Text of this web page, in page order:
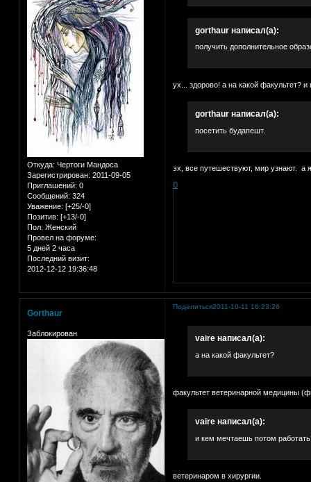
Откуда: Чертоги Мандоса
Зарегистрирован: 2011-09-05
Приглашений: 0
Сообщений: 324
Уважение: [+25/-0]
Позитив: [+13/-0]
Пол: Женский
Провел на форуме:
5 дней 2 часа
Последний визит:
2012-12-12 19:36:48
gorthaur написал(а):
получить дополнительное
ух... здорово! а на какой факультет?
gorthaur написал(а):
посетить будапешт.
эх, все путешествуют, мир узнают. а
0
Поделиться2011-10-11 16:23:26
Gorthaur
Заблокирован vaire написал(а):
а на какой факультет?
факультет ветеринарной медицины
vaire написал(а):
и кем мечтаешь потом
ветеринаром в хирургии.